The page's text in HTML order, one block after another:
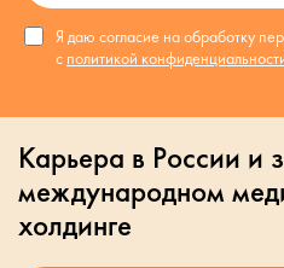
Я даю согласие на обработку
с политикой
Карьера в России и
международном
холдинге